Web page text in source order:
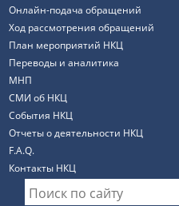
Онлайн-подача обращений
Ход рассмотрения обращений
План мероприятий НКЦ
Переводы и аналитика
МНП
СМИ об НКЦ
События НКЦ
Отчеты о деятельности НКЦ
F.A.Q.
Контакты НКЦ